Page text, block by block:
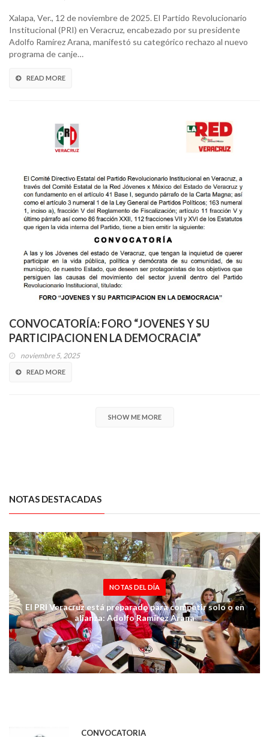
Xalapa, Ver., 12 de noviembre de 2025. El Partido Revolucionario
Institucional (PRI) en Veracruz, encabezado por su presidente
Adolfo Ramírez Arana, manifestó su categórico rechazo al nuevo
programa de canje…
READ MORE
CONVOCATORÍA: FORO “JOVENES Y SU
PARTICIPACION EN LA DEMOCRACIA”
noviembre 5, 2025
READ MORE
SHOW ME MORE
NOTAS DESTACADAS
NOTAS DEL DÍA
El PRI Veracruz está preparado para competir solo o en
alianza: Adolfo Ramírez Arana
CONVOCATORIA